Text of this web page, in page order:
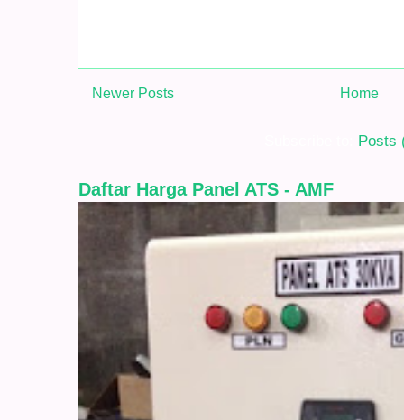
Newer Posts Home
Posts
Daftar Harga Panel ATS - AMF